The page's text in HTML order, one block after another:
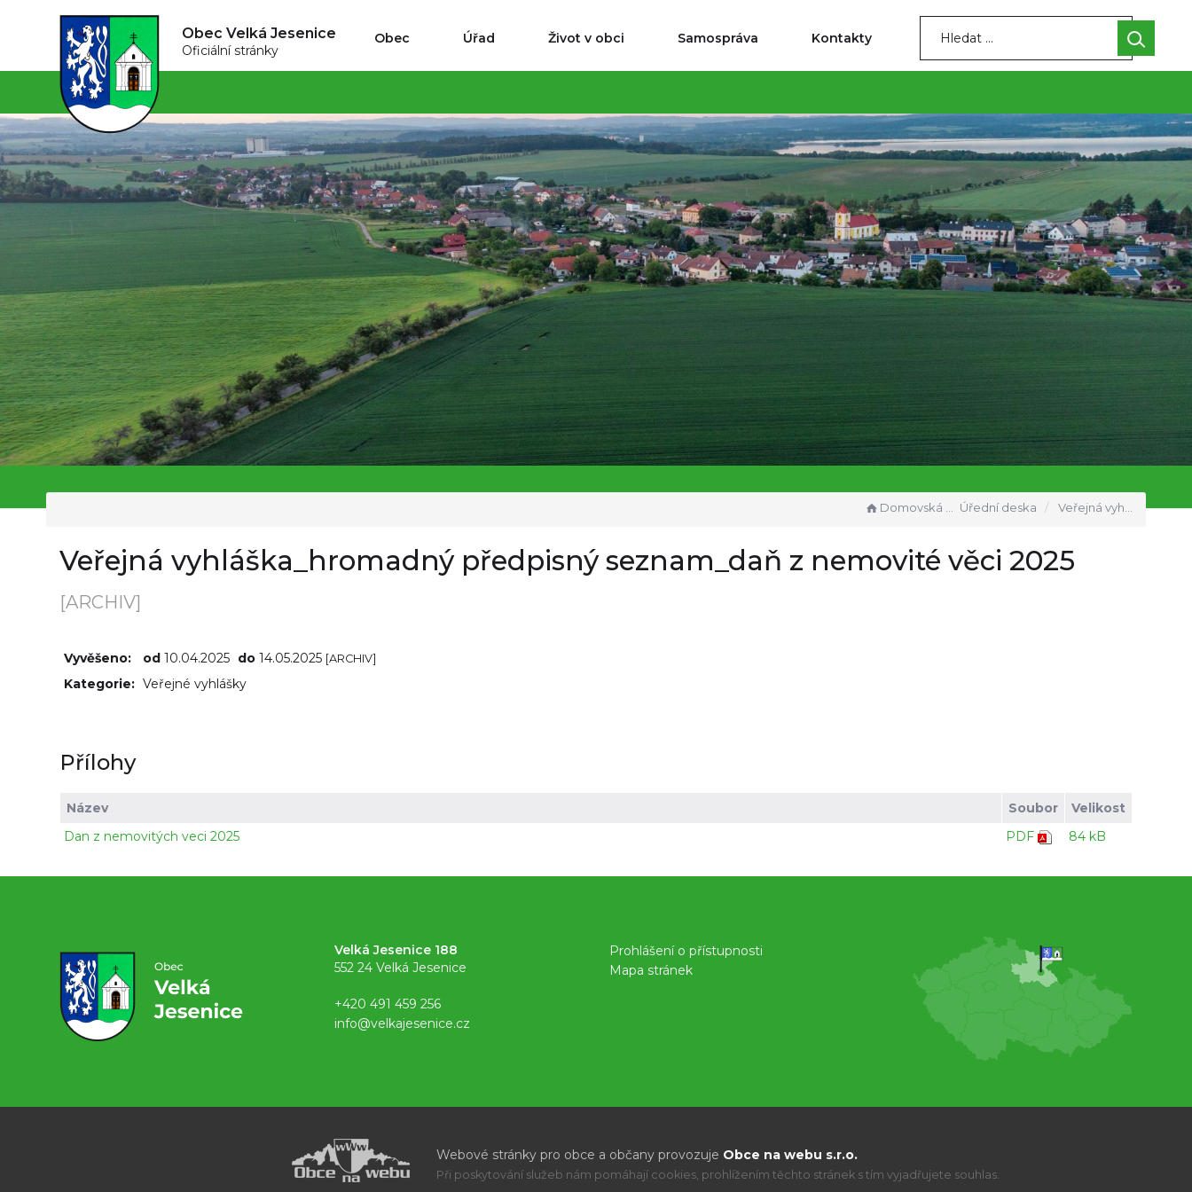
Obec Velká Jesenice
Oficiální stránky
Obec Úřad Život v obci Samospráva Kontakty
Domovská stránka Úřední deska Veřejná vyhláška_hromadný předpisný seznam_daň z nemovité věci 2025
Veřejná vyhláška_hromadný předpisný seznam_daň z nemovité věci 2025
[ARCHIV]
Vyvěšeno: od 10.04.2025 do 14.05.2025 [ARCHIV]
Kategorie: Veřejné vyhlášky
Přílohy
Název Soubor
Velikost
Dan z nemovitých veci 2025
PDF 84 kB
Velká Jesenice 188
552 24 Velká Jesenice
+420 491 459 256
info@velkajesenice.cz
Prohlášení o přístupnosti
Mapa stránek
Webové stránky pro obce a občany provozuje Obce na webu s.r.o.
Při poskytování služeb nám pomáhají cookies, prohlížením těchto stránek s tím vyjadřujete souhlas.